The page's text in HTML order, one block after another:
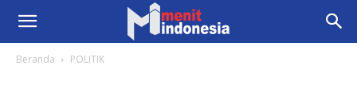
Beranda POLITIK